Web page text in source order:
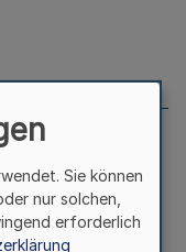
vom
Sie können
nur solchen,
erforderlich